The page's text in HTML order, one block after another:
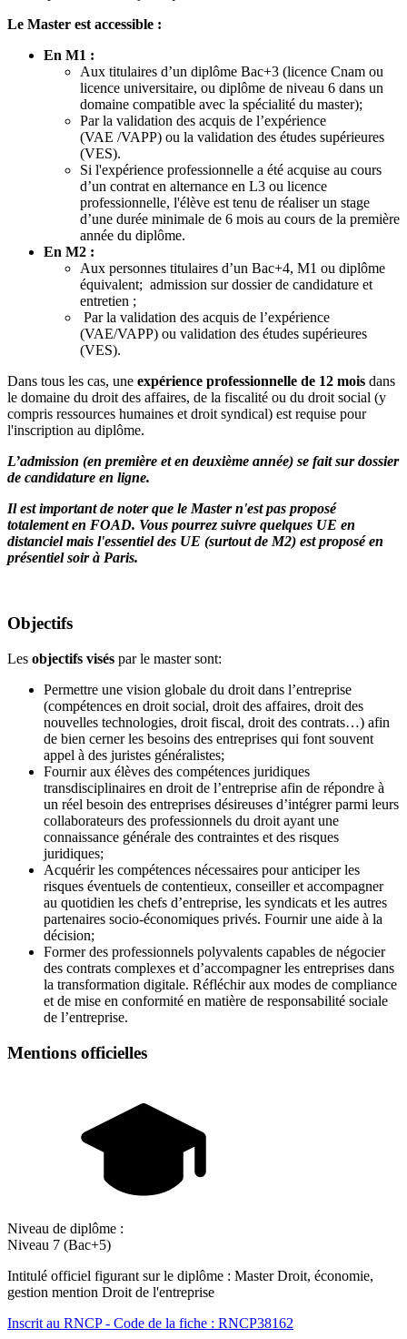
Le Master est accessible :
En M1 :
Aux titulaires d’un diplôme Bac+3 (licence Cnam ou
licence universitaire, ou diplôme de niveau 6 dans un
domaine compatible avec la spécialité du master);
Par la validation des acquis de l’expérience
(VAE /VAPP) ou la validation des études supérieures
(VES).
Si l'expérience professionnelle a été acquise au cours
d’un contrat en alternance en L3 ou licence
professionnelle, l'élève est tenu de réaliser un stage
d’une durée minimale de 6 mois au cours de la première
année du diplôme.
En M2 :
Aux personnes titulaires d’un Bac+4, M1 ou diplôme
équivalent; admission sur dossier de candidature et
entretien ;
Par la validation des acquis de l’expérience
(VAE/VAPP) ou validation des études supérieures
(VES).
Dans tous les cas, une expérience professionnelle de 12 mois dans
le domaine du droit des affaires, de la fiscalité ou du droit social (y
compris ressources humaines et droit syndical) est requise pour
l'inscription au diplôme.
L’admission (en première et en deuxième année) se fait sur dossier
de candidature en ligne.
Il est important de noter que le Master n'est pas proposé
totalement en FOAD. Vous pourrez suivre quelques UE en
distanciel mais l'essentiel des UE (surtout de M2) est proposé en
présentiel soir à Paris.
Objectifs
Les objectifs visés par le master sont:
Permettre une vision globale du droit dans l’entreprise
(compétences en droit social, droit des affaires, droit des
nouvelles technologies, droit fiscal, droit des contrats…) afin
de bien cerner les besoins des entreprises qui font souvent
appel à des juristes généralistes;
Fournir aux élèves des compétences juridiques
transdisciplinaires en droit de l’entreprise afin de répondre à
un réel besoin des entreprises désireuses d’intégrer parmi leurs
collaborateurs des professionnels du droit ayant une
connaissance générale des contraintes et des risques
juridiques;
Acquérir les compétences nécessaires pour anticiper les
risques éventuels de contentieux, conseiller et accompagner
au quotidien les chefs d’entreprise, les syndicats et les autres
partenaires socio-économiques privés. Fournir une aide à la
décision;
Former des professionnels polyvalents capables de négocier
des contrats complexes et d’accompagner les entreprises dans
la transformation digitale. Réfléchir aux modes de compliance
et de mise en conformité en matière de responsabilité sociale
de l’entreprise.
Mentions officielles
Niveau de diplôme :
Niveau 7 (Bac+5)
Intitulé officiel figurant sur le diplôme : Master Droit, économie,
gestion mention Droit de l'entreprise
Inscrit au RNCP - Code de la fiche : RNCP38162